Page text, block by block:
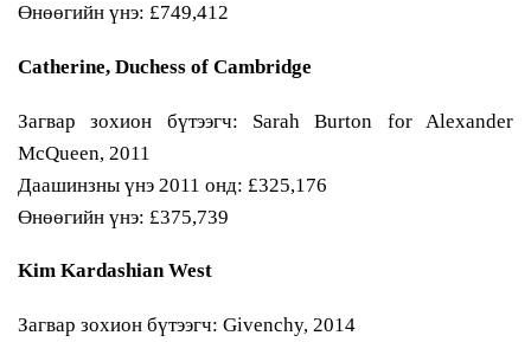
Өнөөгийн үнэ: £749,412
Catherine, Duchess of Cambridge
Загвар зохион бүтээгч: Sarah Burton for Alexander
McQueen, 2011
Даашинзны үнэ 2011 онд: £325,176
Өнөөгийн үнэ: £375,739
Kim Kardashian West
Загвар зохион бүтээгч: Givenchy, 2014